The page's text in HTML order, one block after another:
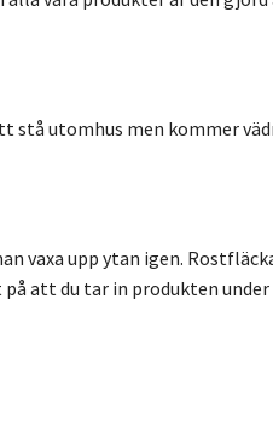
utomhus men kommer
vaxa upp ytan igen.
att du tar in produkten